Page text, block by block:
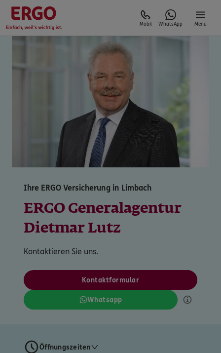
Mobil WhatsApp Menü
Ihre ERGO Versicherung in Limbach
ERGO Generalagentur
Dietmar Lutz
Kontaktieren Sie uns.
Kontaktformular
Whatsapp
Öffnungszeiten